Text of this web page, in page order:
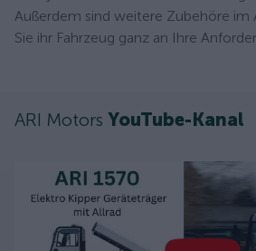
Außerdem sind weitere Zubehöre
Sie ihr Fahrzeug ganz an Ihre
ARI Motors YouTube-Kanal